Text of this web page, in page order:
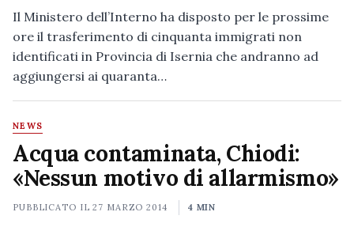
Il Ministero dell’Interno ha disposto per le prossime
ore il trasferimento di cinquanta immigrati non
identificati in Provincia di Isernia che andranno ad
aggiungersi ai quaranta…
NEWS
Acqua contaminata, Chiodi:
«Nessun motivo di allarmismo»
PUBBLICATO IL27 MARZO 2014 4 MIN